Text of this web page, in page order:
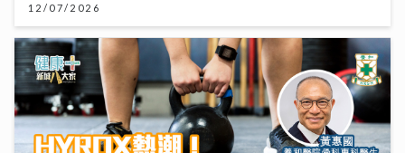
12/07/2026